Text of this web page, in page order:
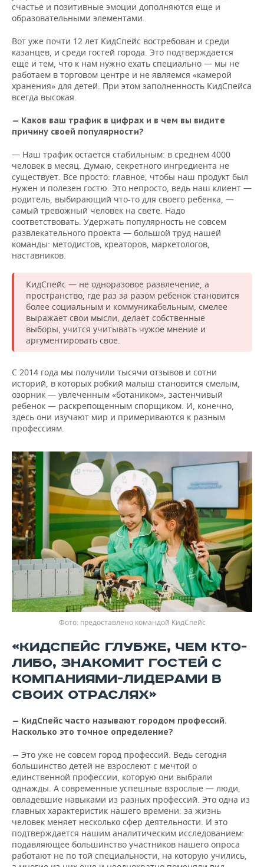
счастье и позитивные эмоции дополняются еще и
образовательными элементами.
Вот уже почти 12 лет КидСпейс востребован и среди
казанцев, и среди гостей города. Это подтверждается
еще и тем, что к нам нужно ехать специально — мы не
работаем в торговом центре и не являемся «камерой
хранения» для детей. При этом заполненность КидСпейса
всегда высокая.
— Каков ваш трафик в цифрах и в чем вы видите
причину своей популярности?
— Наш трафик остается стабильным: в среднем 4000
человек в месяц. Думаю, секретного ингредиента не
существует. Все просто: главное, чтобы наш продукт был
нужен и полезен гостю. Это непросто, ведь наш клиент —
родитель, выбирающий что-то для своего ребенка, —
самый тревожный человек на свете. Надо
соответствовать. Удержать популярность не совсем
развлекательного проекта — большой труд нашей
команды: методистов, креаторов, маркетологов,
наставников.
КидСпейс — не одноразовое развлечение, а
пространство, где раз за разом ребенок становится
более социальным и коммуникабельным, смелее
выражает свои мысли, делает собственные
выборы, учится учитывать чужое мнение и
аргументировать свое.
С 2014 года мы получили тысячи отзывов и сотни
историй, в которых робкий малыш становится смелым,
озорник — увлеченным «ботаником», застенчивый
ребенок — раскрепощенным спорщиком. И, конечно,
здесь они изучают мир и примериваются к разным
профессиям.
предоставлено командой КидСпейс
«КИДСПЕЙС ГЛУБЖЕ, ЧЕМ КТО-
ЛИБО, ЗНАКОМИТ ГОСТЕЙ С
КОМПАНИЯМИ-ЛИДЕРАМИ В
СВОИХ ОТРАСЛЯХ»
— КидСпейс часто называют городом профессий.
Насколько это точное определение?
— Это уже не совсем город профессий. Ведь сегодня
большинство детей не взрослеют с мечтой о
единственной профессии, которую они выбрали
однажды. А современные успешные взрослые — люди,
овладевшие навыками из разных профессий. Это одна из
главных характеристик нашего времени: за жизнь
человек меняет несколько сфер деятельности. И это
подтверждается нашим аналитическим исследованием:
подавляющее большинство участников нашего опроса
работают не по той специальности, на которую учились,